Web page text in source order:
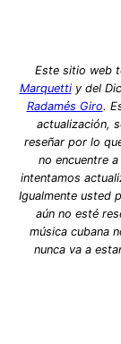
Este sitio web
Marquettiy del
Radamés Giro.
actualización,
reseñar por lo
no encuentre
intentamos
Igualmente usted
aún no esté
música cubana
nunca va a